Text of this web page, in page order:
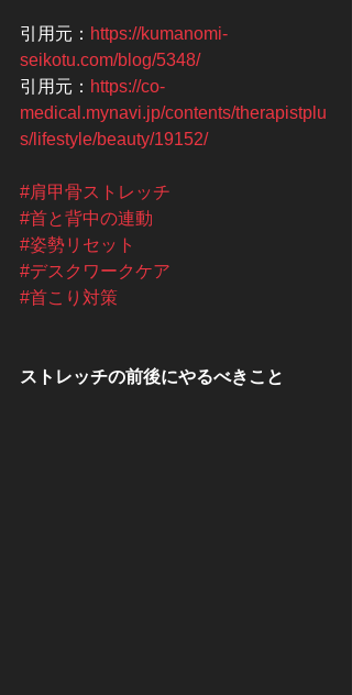
引用元： https://kumanomi-
seikotu.com/blog/5348/
引用元： https://co-
medical.mynavi.jp/contents/therapistplu
s/lifestyle/beauty/19152/
#肩甲骨ストレッチ
#首と背中の連動
#姿勢リセット
#デスクワークケア
#首こり対策
ストレッチの前後にやるべきこと